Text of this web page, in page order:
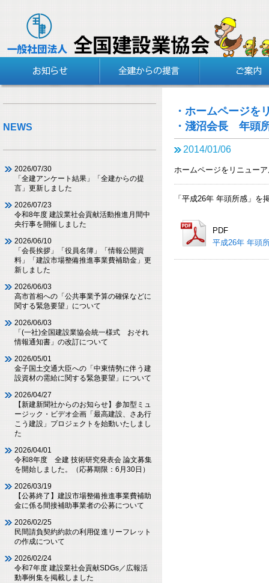
・ホームページを
・淺沼会長 年頭
2014/01/06
ホームページをリニュー
「平成26年 年頭所感」を
PDF
平成26年 年頭
NEWS
2026/07/30
「全建アンケート結果」「全建からの提
言」更新しました
2026/07/23
令和8年度 建設業社会貢献活動推進月間中
央行事を開催しました
2026/06/10
「会長挨拶」「役員名簿」「情報公開資
料」「建設市場整備推進事業費補助金」更
新しました
2026/06/03
高市首相への「公共事業予算の確保などに
関する緊急要望」について
2026/06/03
「(一社)全国建設業協会統一様式 おそれ
情報通知書」の改訂について
2026/05/01
金子国土交通大臣への「中東情勢に伴う建
設資材の需給に関する緊急要望」について
2026/04/27
【新建新聞社からのお知らせ】参加型ミュ
ージック・ビデオ企画「最高建設、さあ行
こう建設」プロジェクトを始動いたしまし
た
2026/04/01
令和8年度 全建 技術研究発表会 論文募集
を開始しました。（応募期限：6月30日）
2026/03/19
【公募終了】建設市場整備推進事業費補助
金に係る間接補助事業者の公募について
2026/02/25
民間請負契約約款の利用促進リーフレット
の作成について
2026/02/24
令和7年度 建設業社会貢献SDGs／広報活
動事例集を掲載しました